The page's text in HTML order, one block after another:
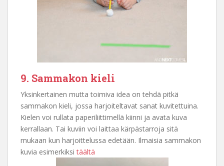
9. Sammakon kieli
Yksinkertainen mutta toimiva idea on tehdä pitkä
sammakon kieli, jossa harjoiteltavat sanat kuvitettuina.
Kielen voi rullata paperiliittimellä kiinni ja avata kuva
kerrallaan. Tai kuviin voi laittaa kärpästarroja sitä
mukaan kun harjoittelussa edetään. Ilmaisia sammakon
kuvia esimerkiksitäältä